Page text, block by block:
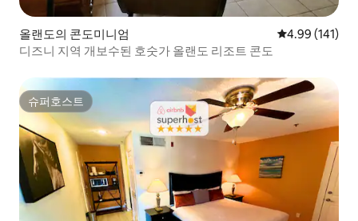
올랜도의 콘도미니엄 평점 4.99점(5
4.99 (141)
디즈니 지역 개보수된 호숫가 올랜도 리조트 콘도
슈퍼호스트
슈퍼호스트